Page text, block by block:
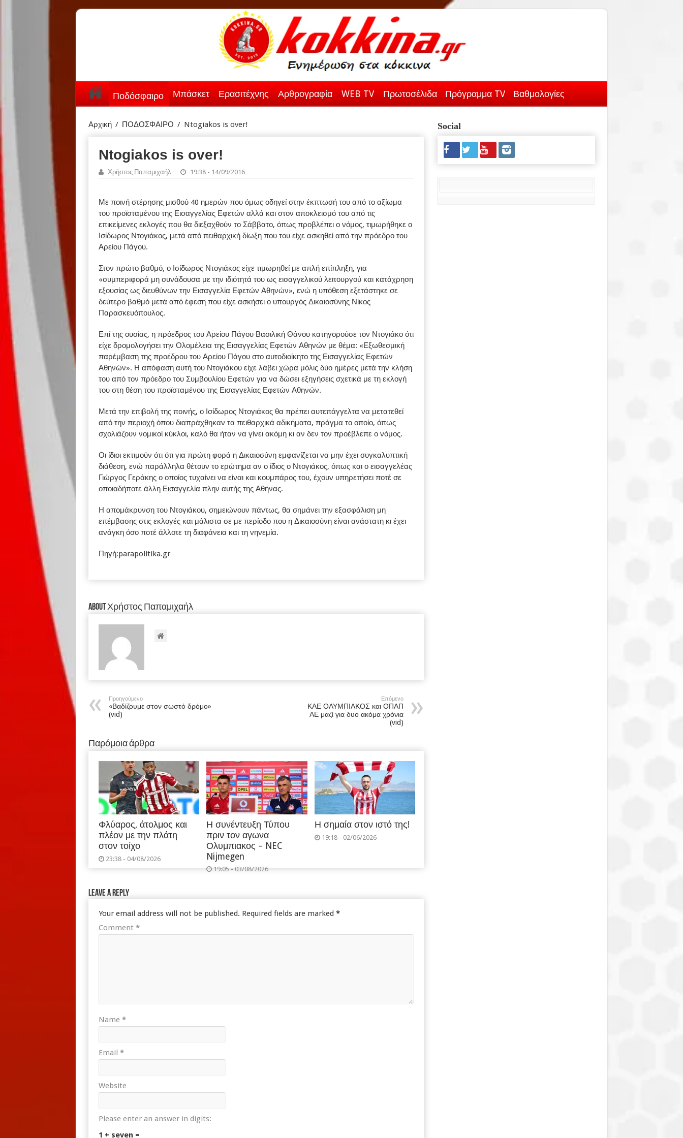
Ποδόσφαιρο Μπάσκετ Ερασιτέχνης Αρθρογραφία WEB TV Πρωτοσέλιδα Πρόγραμμα TV Βαθμολογίες
Αρχική / ΠΟΔΟΣΦΑΙΡΟ / Ntogiakos is over!
Ntogiakos is over!
Χρήστος Παπαμιχαήλ 19:38 - 14/09/2016
Με ποινή στέρησης μισθού 40 ημερών που όμως οδηγεί στην έκπτωσή του από το αξίωμα
του προϊσταμένου της Εισαγγελίας Εφετών αλλά και στον αποκλεισμό του από τις
επικείμενες εκλογές που θα διεξαχθούν το Σάββατο, όπως προβλέπει ο νόμος, τιμωρήθηκε ο
Ισίδωρος Ντογιάκος, μετά από πειθαρχική δίωξη που του είχε ασκηθεί από την πρόεδρο του
Αρείου Πάγου.
Στον πρώτο βαθμό, ο Ισίδωρος Ντογιάκος είχε τιμωρηθεί με απλή επίπληξη, για
«συμπεριφορά μη συνάδουσα με την ιδιότητά του ως εισαγγελικού λειτουργού και κατάχρηση
εξουσίας ως διευθύνων την Εισαγγελία Εφετών Αθηνών», ενώ η υπόθεση εξετάστηκε σε
δεύτερο βαθμό μετά από έφεση που είχε ασκήσει ο υπουργός Δικαιοσύνης Νίκος
Παρασκευόπουλος.
Επί της ουσίας, η πρόεδρος του Αρείου Πάγου Βασιλική Θάνου κατηγορούσε τον Ντογιάκο ότι
είχε δρομολογήσει την Ολομέλεια της Εισαγγελίας Εφετών Αθηνών με θέμα: «Εξωθεσμική
παρέμβαση της προέδρου του Αρείου Πάγου στο αυτοδιοίκητο της Εισαγγελίας Εφετών
Αθηνών». Η απόφαση αυτή του Ντογιάκου είχε λάβει χώρα μόλις δύο ημέρες μετά την κλήση
του από τον πρόεδρο του Συμβουλίου Εφετών για να δώσει εξηγήσεις σχετικά με τη εκλογή
του στη θέση του προϊσταμένου της Εισαγγελίας Εφετών Αθηνών.
Μετά την επιβολή της ποινής, ο Ισίδωρος Ντογιάκος θα πρέπει αυτεπάγγελτα να μετατεθεί
από την περιοχή όπου διαπράχθηκαν τα πειθαρχικά αδικήματα, πράγμα το οποίο, όπως
σχολιάζουν νομικοί κύκλοι, καλό θα ήταν να γίνει ακόμη κι αν δεν τον προέβλεπε ο νόμος.
Οι ίδιοι εκτιμούν ότι ότι για πρώτη φορά η Δικαιοσύνη εμφανίζεται να μην έχει συγκαλυπτική
διάθεση, ενώ παράλληλα θέτουν το ερώτημα αν ο ίδιος ο Ντογιάκος, όπως και ο εισαγγελέας
Γιώργος Γεράκης ο οποίος τυχαίνει να είναι και κουμπάρος του, έχουν υπηρετήσει ποτέ σε
οποιαδήποτε άλλη Εισαγγελία πλην αυτής της Αθήνας.
Η απομάκρυνση του Ντογιάκου, σημειώνουν πάντως, θα σημάνει την εξασφάλιση μη
επέμβασης στις εκλογές και μάλιστα σε με περίοδο που η Δικαιοσύνη είναι ανάστατη κι έχει
ανάγκη όσο ποτέ άλλοτε τη διαφάνεια και τη νηνεμία.
Πηγή:parapolitika.gr
About Χρήστος Παπαμιχαήλ
Προηγούμενο
«Βαδίζουμε στον σωστό δρόμο»
(vid)
Επόμενο
ΚΑΕ ΟΛΥΜΠΙΑΚΟΣ και ΟΠΑΠ
ΑΕ μαζί για δυο ακόμα χρόνια
(vid)
Παρόμοια άρθρα
Φλύαρος, άτολμος και
πλέον με την πλάτη
στον τοίχο
23:38 - 04/08/2026
Η συνέντευξη Τύπου
πριν τον αγωνα
Ολυμπιακος – NEC
Nijmegen
19:05 - 03/08/2026
Η σημαία στον ιστό της!
19:18 - 02/06/2026
Leave a Reply
Your email address will not be published. Required fields are marked *
Comment *
Name *
Email *
Website
Please enter an answer in digits:
1 + seven =
Social